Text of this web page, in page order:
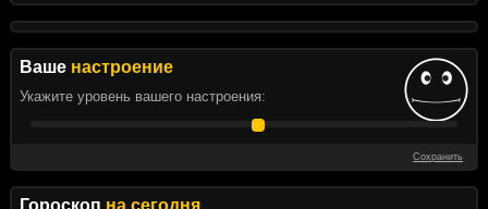
Ваше настроение
Укажите уровень вашего настроения:
Сохранить